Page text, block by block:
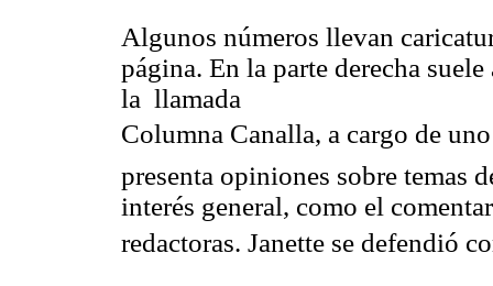
Algunos números llevan
página. En la parte derecha
la llamada
Columna Canalla, a cargo de
presenta opiniones sobre temas
interés general, como el
redactoras. Janette se defendió